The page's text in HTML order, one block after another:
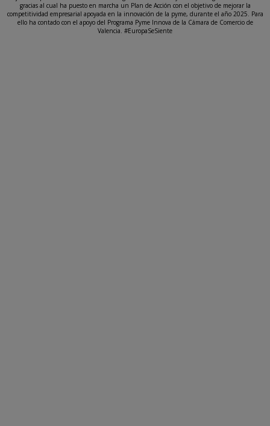
gracias al cual ha puesto en marcha un Plan de Acción con el objetivo de mejorar la
competitividad empresarial apoyada en la innovación de la pyme, durante el año 2025. Para
ello ha contado con el apoyo del Programa Pyme Innova de la Cámara de Comercio de
Valencia. #EuropaSeSiente